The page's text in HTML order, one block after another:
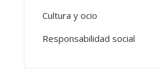
Cultura y ocio
Responsabilidad social